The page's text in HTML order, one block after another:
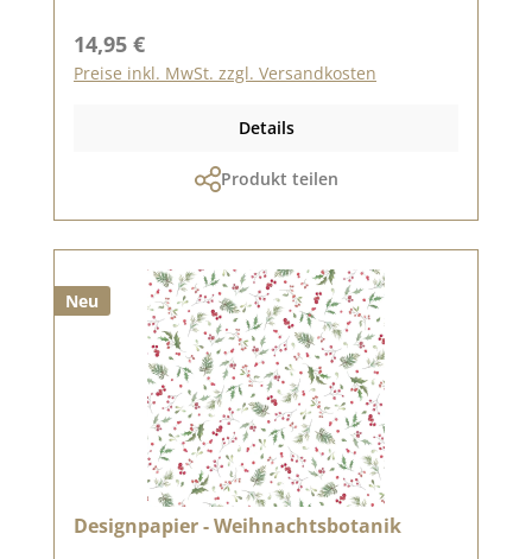
Regulärer Preis:
14,95 €
Preise inkl. MwSt. zzgl. Versandkosten
Details
Produkt teilen
Neu
Designpapier - Weihnachtsbotanik